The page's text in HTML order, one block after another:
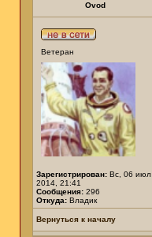
Ovod
Ветеран
Зарегистрирован: Вс, 06 июл
2014, 21:41
Сообщения: 296
Откуда: Владик
Вернуться к началу